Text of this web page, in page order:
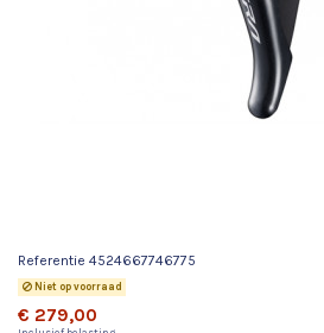
Referentie 4524667746775
Niet op voorraad
€ 279,00